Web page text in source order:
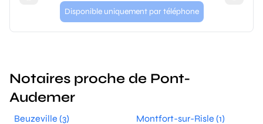
Disponible uniquement par téléphone
Notaires proche de Pont-
Audemer
Beuzeville (3)
Montfort-sur-Risle (1)